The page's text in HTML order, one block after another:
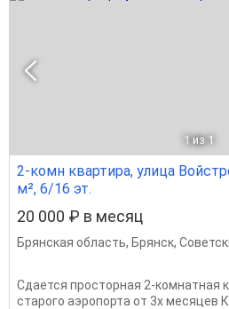
1 из 1
2-комн квартира, улица
м², 6/16 эт.
20 000 ₽ в месяц
Брянская область, Брянск,
Сдается просторная 2-комнатная
старого аэропорта от 3х месяцев